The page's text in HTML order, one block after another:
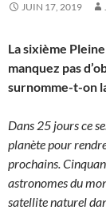
JUIN 17, 2019
La sixième
manquez pas
surnomme-t-on
Dans 25 jours ce
planète pour
prochains.
astronomes du
satellite naturel